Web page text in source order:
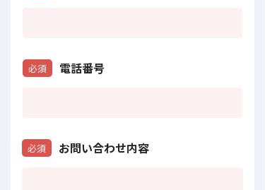
電話番号
必須
お問い合わせ内容
必須